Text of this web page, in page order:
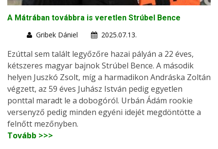
A Mátrában továbbra is veretlen Strúbel Bence
Gribek Dániel
2025.07.13.
Ezúttal sem talált legyőzőre hazai pályán a 22 éves,
kétszeres magyar bajnok Strúbel Bence. A második
helyen Juszkó Zsolt, míg a harmadikon Andráska Zoltán
végzett, az 59 éves Juhász István pedig egyetlen
ponttal maradt le a dobogóról. Urbán Ádám rookie
versenyző pedig minden egyéni idejét megdöntötte a
felnőtt mezőnyben.
Tovább >>>